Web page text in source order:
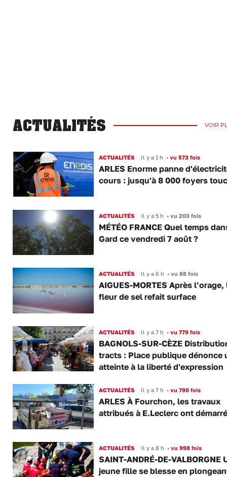
ACTUALITÉS VOIR
ACTUALITÉS Il y a 1 h •vu 573 fois
ARLES Enorme panne
cours : jusqu'à 8 000 foyers
ACTUALITÉS Il y a 5 h •vu 203 fois
MÉTÉO FRANCE Quel temps
Gard ce vendredi 7 août ?
ACTUALITÉS Il y a 6 h •vu 88 fois
AIGUES-MORTES Après l’orage,
fleur de sel refait surface
ACTUALITÉS Il y a 7 h •vu 779 fois
BAGNOLS-SUR-CÈZE
tracts : Place publique dénonce
atteinte à la liberté d'expression
ACTUALITÉS Il y a 7 h •vu 790 fois
ARLES À Fourchon, les travaux
attribués à E.Leclerc ont démarré
ACTUALITÉS Il y a 8 h •vu 998 fois
SAINT-ANDRÉ-DE-VALBORGNE
jeune fille se blesse en